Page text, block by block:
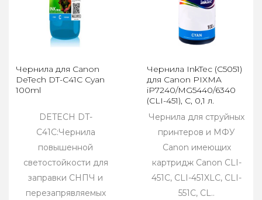
Чернила для Canon
DeTech DT-C41C Cyan
100ml
DETECH DT-
C41C:Чернила
повышенной
светостойкости для
заправки СНПЧ и
перезапрявляемых
Чернила InkTec (C5051)
для Canon PIXMA
iP7240/MG5440/6340
(CLI-451), C, 0,1 л.
Чернила для струйных
принтеров и МФУ
Canon имеющих
картридж Canon CLI-
451C, CLI-451XLC, CLI-
551C, CL..